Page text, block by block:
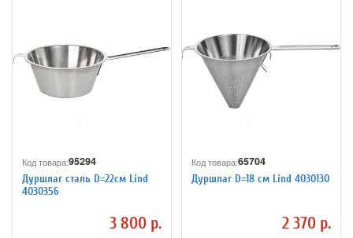
Код товара:95294
Дуршлаг сталь D=22см Lind
4030356
3 800 р.
Код товара:65704
Дуршлаг D=18 см Lind 4030130
2 370 р.